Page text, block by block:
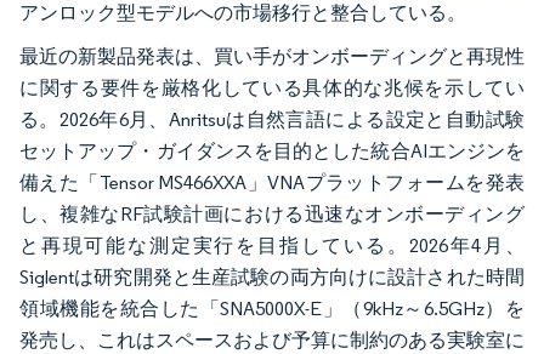
アンロック型モデルへの市場移行と整合している。
最近の新製品発表は、買い手がオンボーディングと再現性
に関する要件を厳格化している具体的な兆候を示してい
る。2026年6月、Anritsuは自然言語による設定と自動試験
セットアップ・ガイダンスを目的とした統合AIエンジンを
備えた「Tensor MS466XXA」VNAプラットフォームを発表
し、複雑なRF試験計画における迅速なオンボーディング
と再現可能な測定実行を目指している。2026年4月、
Siglentは研究開発と生産試験の両方向けに設計された時間
領域機能を統合した「SNA5000X-E」（9kHz～6.5GHz）を
発売し、これはスペースおよび予算に制約のある実験室に